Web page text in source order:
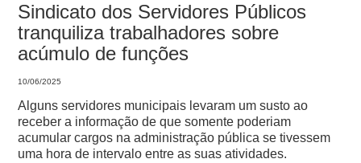
Sindicato dos Servidores Públicos
tranquiliza trabalhadores sobre
acúmulo de funções
10/06/2025
Alguns servidores municipais levaram um susto ao
receber a informação de que somente poderiam
acumular cargos na administração pública se tivessem
uma hora de intervalo entre as suas atividades.